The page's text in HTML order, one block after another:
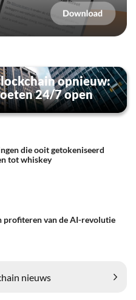
opnieuw:
24/7 open
die ooit getokeniseerd
tot whiskey
profiteren van de AI-revolutie
nieuws